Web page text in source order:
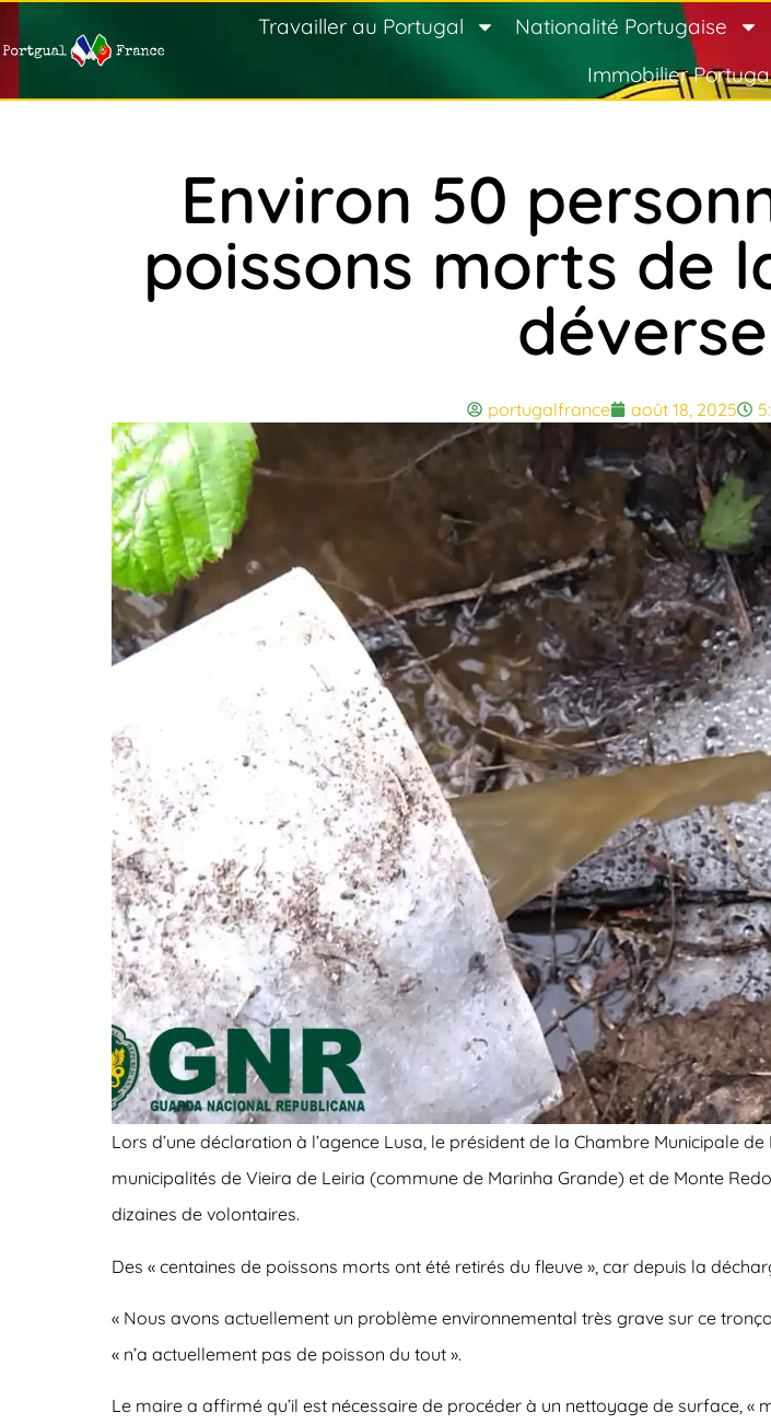
Travailler au Portugal Nationalité Portugaise
Immobilier
Environ 50
poissons morts de
portugalfrance août 18, 2025
Lors d’une déclaration à l’agence Lusa, le président de la Chambre Municipale
municipalités de Vieira de Leiria (commune de Marinha Grande) et de Monte
dizaines de volontaires.
Des « centaines de poissons morts ont été retirés du fleuve », car depuis la
« Nous avons actuellement un problème environnemental très grave sur ce
« n’a actuellement pas de poisson du tout ».
Le maire a affirmé qu’il est nécessaire de procéder à un nettoyage de surface,